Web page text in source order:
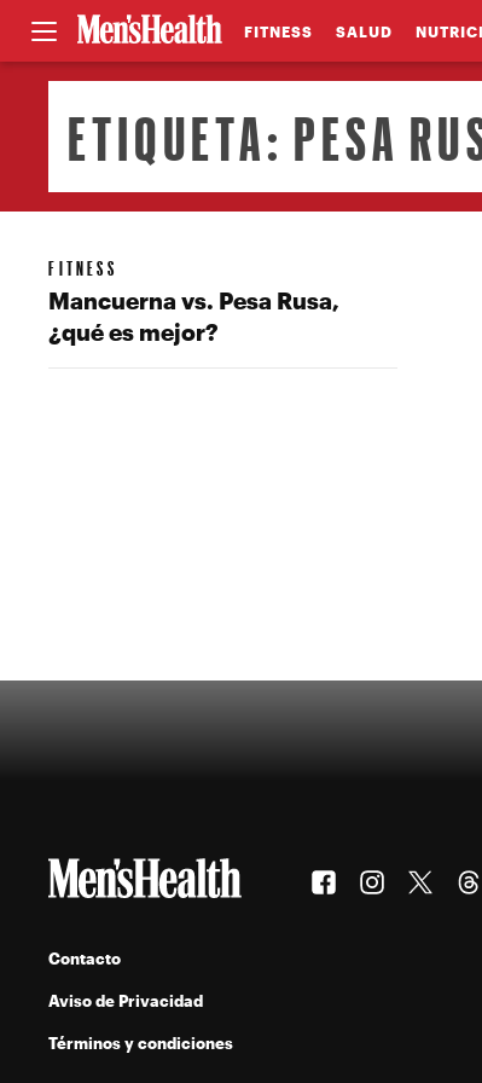
FITNESS SALUD
ETIQUETA: PESA
FITNESS
Mancuerna vs. Pesa Rusa,
¿qué es mejor?
Contacto
Aviso de Privacidad
Términos y condiciones